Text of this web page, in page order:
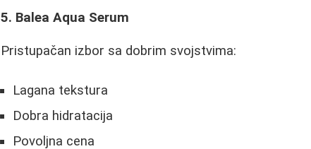
5. Balea Aqua Serum
Pristupačan izbor sa dobrim svojstvima:
Lagana tekstura
Dobra hidratacija
Povoljna cena